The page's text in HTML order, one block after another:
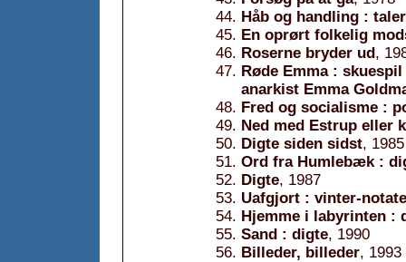
Håb og handling :
En oprørt folkelig
Roserne bryder ud,
Røde Emma :
anarkist Emma
Fred og socialisme :
Ned med Estrup eller
Digte siden sidst, 1985
Ord fra Humlebæk :
Digte, 1987
Uafgjort : vinter-
Hjemme i labyrinten :
Sand : digte, 1990
Billeder, billeder, 1993